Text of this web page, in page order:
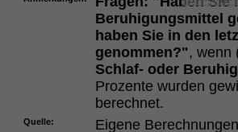
Beruhigungsmittel
haben Sie in den
genommen?", wenn
Schlaf- oder
Prozente wurden
berechnet.
Quelle: Eigene